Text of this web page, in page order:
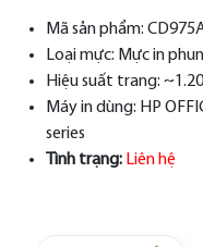
Mã sản phẩm:
Loại mực: Mực in
Hiệu suất trang:
Máy in dùng: HP
series
Tình trạng: Liên hệ